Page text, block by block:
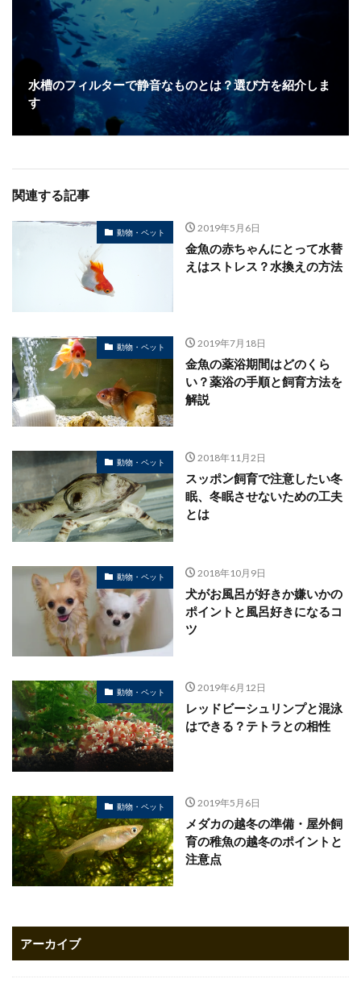
水槽のフィルターで静音なものとは？選び方を紹介しま
す
関連する記事
動物・ペット 2019年5月6日
金魚の赤ちゃんにとって水替
えはストレス？水換えの方法
動物・ペット 2019年7月18日
金魚の薬浴期間はどのくら
い？薬浴の手順と飼育方法を
解説
動物・ペット 2018年11月2日
スッポン飼育で注意したい冬
眠、冬眠させないための工夫
とは
動物・ペット 2018年10月9日
犬がお風呂が好きか嫌いかの
ポイントと風呂好きになるコ
ツ
動物・ペット 2019年6月12日
レッドビーシュリンプと混泳
はできる？テトラとの相性
動物・ペット 2019年5月6日
メダカの越冬の準備・屋外飼
育の稚魚の越冬のポイントと
注意点
アーカイブ